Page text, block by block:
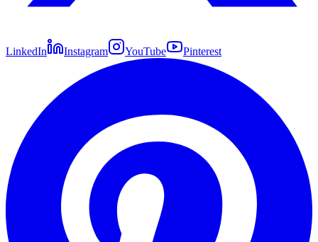
LinkedIn Instagram YouTube Pinterest